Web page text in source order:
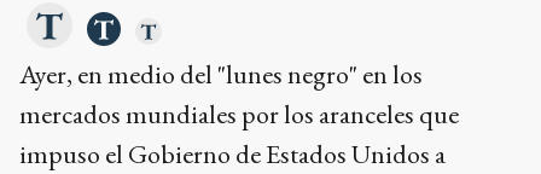
Ayer, en medio del "lunes negro" en los
mercados mundiales por los aranceles que
impuso el Gobierno de Estados Unidos a